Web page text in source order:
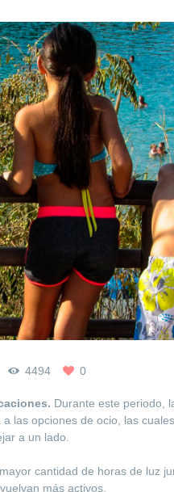
4494 0
Durante este periodo,
las opciones de ocio, las
a un lado.
cantidad de horas de luz
más activos.